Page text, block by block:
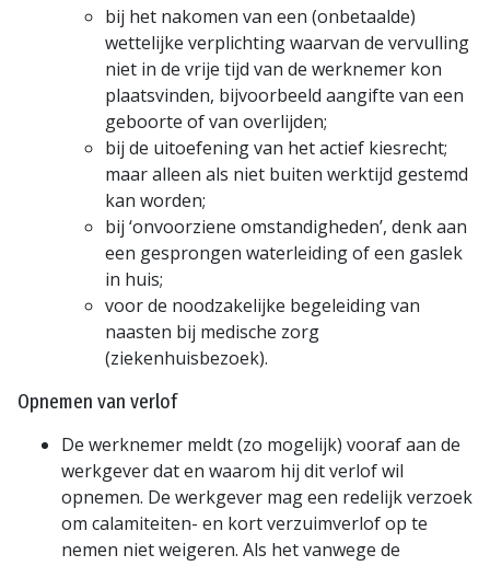
bij het nakomen van een (onbetaalde)
wettelijke verplichting waarvan de vervulling
niet in de vrije tijd van de werknemer kon
plaatsvinden, bijvoorbeeld aangifte van een
geboorte of van overlijden;
bij de uitoefening van het actief kiesrecht;
maar alleen als niet buiten werktijd gestemd
kan worden;
bij ‘onvoorziene omstandigheden’, denk aan
een gesprongen waterleiding of een gaslek
in huis;
voor de noodzakelijke begeleiding van
naasten bij medische zorg
(ziekenhuisbezoek).
Opnemen van verlof
De werknemer meldt (zo mogelijk) vooraf aan de
werkgever dat en waarom hij dit verlof wil
opnemen. De werkgever mag een redelijk verzoek
om calamiteiten- en kort verzuimverlof op te
nemen niet weigeren. Als het vanwege de